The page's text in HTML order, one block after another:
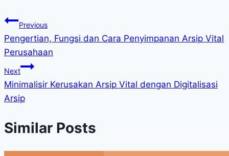
Previous
Pengertian, Fungsi dan Cara Penyimpanan Arsip Vital
Perusahaan
Next
Minimalisir Kerusakan Arsip Vital dengan Digitalisasi
Arsip
Similar Posts